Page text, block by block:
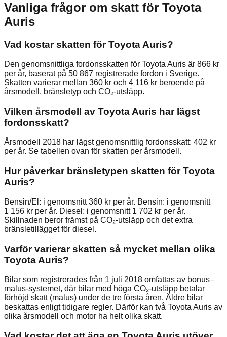
Vanliga frågor om skatt för Toyota
Auris
Vad kostar skatten för Toyota Auris?
Den genomsnittliga fordonsskatten för Toyota Auris är 866 kr
per år, baserat på 50 867 registrerade fordon i Sverige.
Skatten varierar mellan 360 kr och 4 116 kr beroende på
årsmodell, bränsletyp och CO₂-utsläpp.
Vilken årsmodell av Toyota Auris har lägst
fordonsskatt?
Årsmodell 2018 har lägst genomsnittlig fordonsskatt: 402 kr
per år. Se tabellen ovan för skatten per årsmodell.
Hur påverkar bränsletypen skatten för Toyota
Auris?
Bensin/El: i genomsnitt 360 kr per år. Bensin: i genomsnitt
1 156 kr per år. Diesel: i genomsnitt 1 702 kr per år.
Skillnaden beror främst på CO₂-utsläpp och det extra
bränsletillägget för diesel.
Varför varierar skatten så mycket mellan olika
Toyota Auris?
Bilar som registrerades från 1 juli 2018 omfattas av bonus–
malus-systemet, där bilar med höga CO₂-utsläpp betalar
förhöjd skatt (malus) under de tre första åren. Äldre bilar
beskattas enligt tidigare regler. Därför kan två Toyota Auris av
olika årsmodell och motor ha helt olika skatt.